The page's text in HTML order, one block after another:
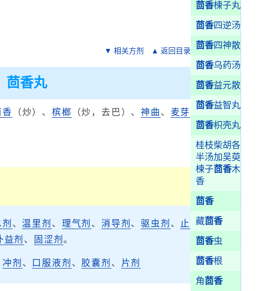
茴香楝子丸
茴香四逆汤
茴香四神散
茴香乌药汤
茴香益元散
茴香益智丸
茴香枳壳丸
桂枝柴胡各
半汤加吴萸
楝子茴香木
香
茴香
藏茴香
茴香虫
茴香根
角 茴香
▼ 相关方剂 ▲ 返回目录
茴香丸
香 （炒）、 槟榔 （炒，去巴）、神曲 、 麦芽
、温里剂 、 理气剂 、 消导剂 、驱虫剂 、 止
益剂 、 固涩剂。
冲剂 、 口服液剂 、 胶囊剂 、 片剂